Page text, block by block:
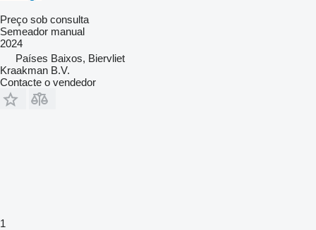
Preço sob consulta
Semeador manual
2024
Países Baixos, Biervliet
Kraakman B.V.
Contacte o vendedor
1